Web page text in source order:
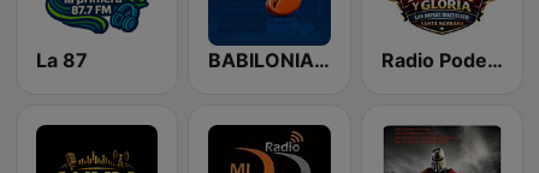
La 87 BABILONIA FM 99.1 Radio Poder y Gloria